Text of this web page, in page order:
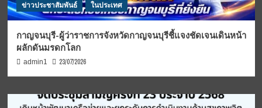
ข่าวประชาสัมพันธ์ ในประเทศ
กาญจนบุรี-ผู้ว่าราชการจังหวัดกาญจนบุรีชี้แจงชัดเจนเดินหน้า
ผลักดันมรดกโลก
admin1 23/07/2026